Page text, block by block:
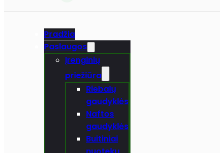
Pradžia
Paslaugos
Įrenginių
priežiūra
Riebalų
gaudyklės
Naftos
gaudyklės
Buitiniai